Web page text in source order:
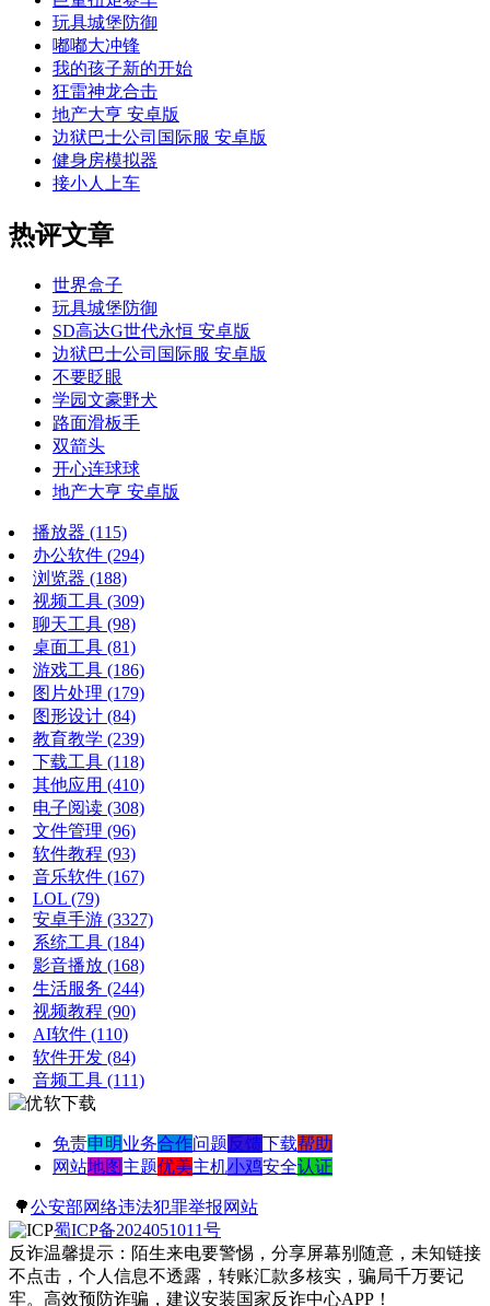
玩具城堡防御
嘟嘟大冲锋
我的孩子新的开始
狂雷神龙合击
地产大亨 安卓版
边狱巴士公司国际服 安卓版
健身房模拟器
接小人上车
热评文章
世界盒子
玩具城堡防御
SD高达G世代永恒 安卓版
边狱巴士公司国际服 安卓版
不要眨眼
学园文豪野犬
路面滑板手
双箭头
开心连球球
地产大亨 安卓版
播放器 (115)
办公软件 (294)
浏览器 (188)
视频工具 (309)
聊天工具 (98)
桌面工具 (81)
游戏工具 (186)
图片处理 (179)
图形设计 (84)
教育教学 (239)
下载工具 (118)
其他应用 (410)
电子阅读 (308)
文件管理 (96)
软件教程 (93)
音乐软件 (167)
LOL (79)
安卓手游 (3327)
系统工具 (184)
影音播放 (168)
生活服务 (244)
视频教程 (90)
AI软件 (110)
软件开发 (84)
音频工具 (111)
免责申明业务合作问题反馈下载帮助
网站地图 主题优美主机小鸡安全认证
🌳公安部网络违法犯罪举报网站
蜀ICP备2024051011号
反诈温馨提示：陌生来电要警惕，分享屏幕别随意，未知链接
不点击，个人信息不透露，转账汇款多核实，骗局千万要记
牢。高效预防诈骗，建议安装国家反诈中心APP！